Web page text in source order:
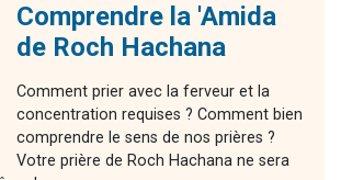
Comprendre la 'Amida
de Roch Hachana
Comment prier avec la ferveur et la
concentration requises ? Comment bien
comprendre le sens de nos prières ?
Votre prière de Roch Hachana ne sera